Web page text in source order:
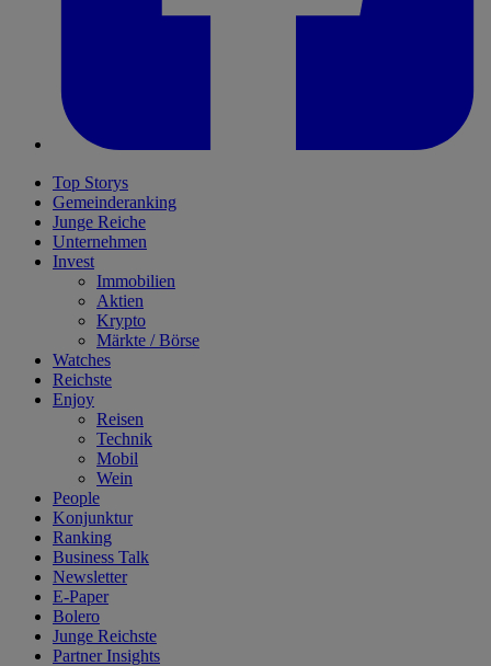
Top Storys
Gemeinderanking
Junge Reiche
Unternehmen
Invest
Immobilien
Aktien
Krypto
Märkte / Börse
Watches
Reichste
Enjoy
Reisen
Technik
Mobil
Wein
People
Konjunktur
Ranking
Business Talk
Newsletter
E-Paper
Bolero
Junge Reichste
Partner Insights